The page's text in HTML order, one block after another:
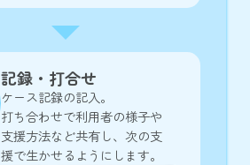
記録・打合せ
ケース記録の記入。
打ち合わせで利用者の様子や
支援方法など共有し、次の支
援で生かせるようにします。